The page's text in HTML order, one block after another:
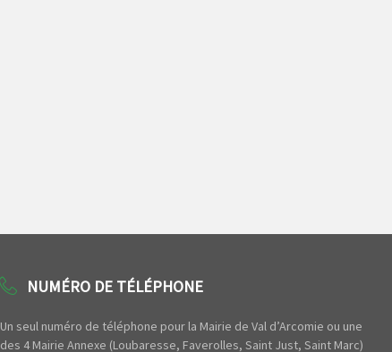
NUMÉRO DE TÉLÉPHONE
Un seul numéro de téléphone pour la Mairie de Val d’Arcomie ou une
des 4 Mairie Annexe (Loubaresse, Faverolles, Saint Just, Saint Marc)